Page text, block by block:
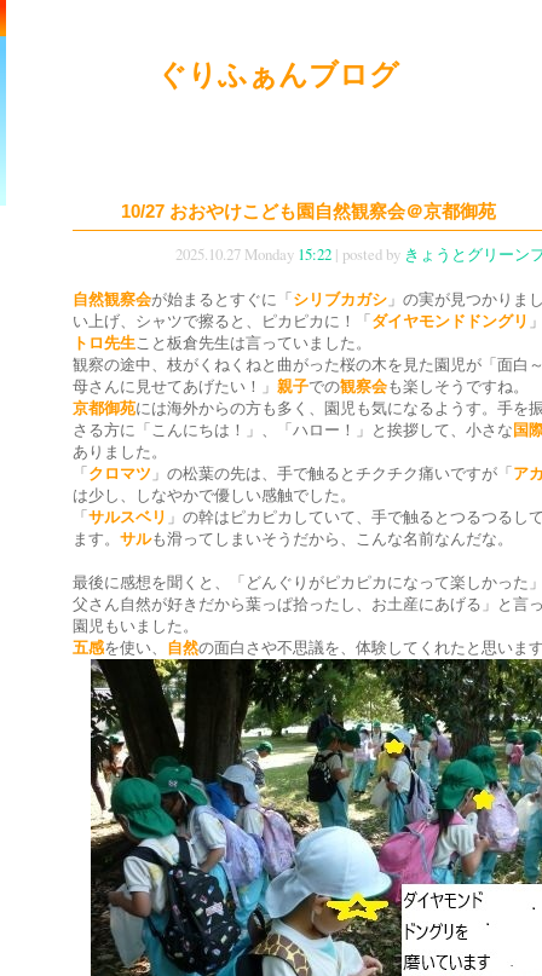
ぐりふぁんブログ
10/27 おおやけこども園自然観察会＠京都御苑
2025.10.27 Monday 15:22 | posted by きょうとグリーン
自然観察会が始まるとすぐに「 シリブカガシ 」の実が見つかりま
い上げ、シャツで擦ると、ピカピカに！「 ダイヤモンドドングリ
トロ先生こと板倉先生は言っていました。
観察の途中、枝がくねくねと曲がった桜の木を見た園児が「面白
母さんに見せてあげたい！」 親子での観察会も楽しそうですね。
京都御苑には海外からの方も多く、園児も気になるようす。手を
さる方に「こんにちは！」、「ハロー！」と挨拶して、小さな 国
ありました。
「 クロマツ 」の松葉の先は、手で触るとチクチク痛いですが「 ア
は少し、しなやかで優しい感触でした。
「 サルスベリ 」の幹はピカピカしていて、手で触るとつるつるし
ます。 サルも滑ってしまいそうだから、こんな名前なんだな。
最後に感想を聞くと、「どんぐりがピカピカになって楽しかった
父さん自然が好きだから葉っぱ拾ったし、お土産にあげる」と言
園児もいました。
五感を使い、 自然の面白さや不思議を、体験してくれたと思いま